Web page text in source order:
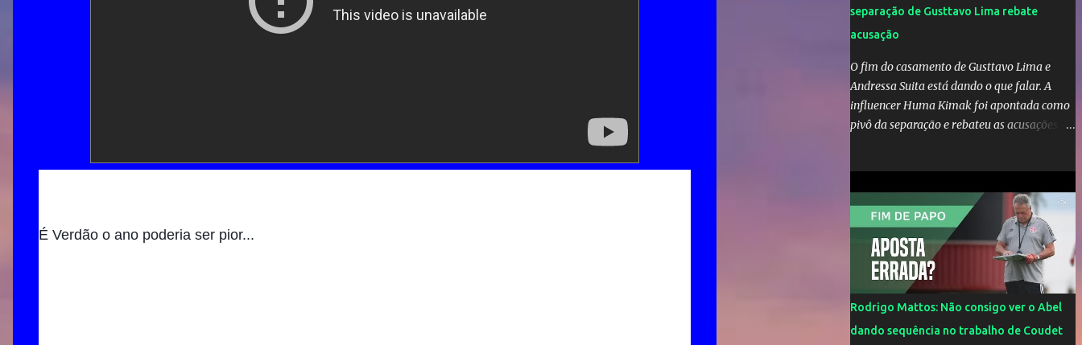
É Verdão o ano poderia ser pior...
separação de Gusttavo Lima rebate
acusação
O fim do casamento de Gusttavo Lima e
Andressa Suita está dando o que falar. A
influencer Huma Kimak foi apontada como
pivô da separação e rebateu as acusações
nem cabeça pudesse ter esse tipo de
proporção. Queria esclarecer que eu e
Gusttavo nunca tivemos nenhum tipo de
contato, nem de fã porque sou fã dele", disse
Huma Kimak. A influencer também contou
que recebe diversos ataques na internet
desde a época em que foi contratada para
fazer a divulgação de uma live do Gusttavo
Rodrigo Mattos: Não consigo ver o Abel
dando sequência no trabalho de Coudet